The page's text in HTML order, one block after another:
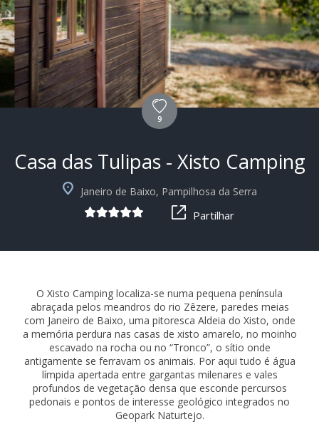
+9
9
Casa das Tulipas - Xisto Camping
Janeiro de Baixo, Pampilhosa da Serra
Partilhar
O Xisto Camping localiza-se numa pequena península
abraçada pelos meandros do rio Zêzere, paredes meias
com Janeiro de Baixo, uma pitoresca Aldeia do Xisto, onde
a memória perdura nas casas de xisto amarelo, no moinho
escavado na rocha ou no “Tronco”, o sítio onde
antigamente se ferravam os animais. Por aqui tudo é água
límpida apertada entre gargantas milenares e vales
profundos de vegetação densa que esconde percursos
pedonais e pontos de interesse geológico integrados no
Geopark Naturtejo.